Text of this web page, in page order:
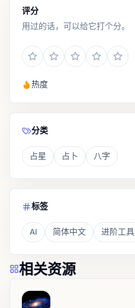
评分
用过的话，可以给它打个分。
热度
分类
占星 占卜 八字
标签
AI 简体中文 进阶工具
相关资源